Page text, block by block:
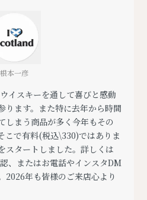
根本一彦
イスキーを通して喜びと感動
ります。また特に去年から時間
しまう商品が多く今年もその
こで有料(税込\330)ではありま
スタートしました。詳しくは
、またはお電話やインスタDM
2026年も皆様のご来店心より